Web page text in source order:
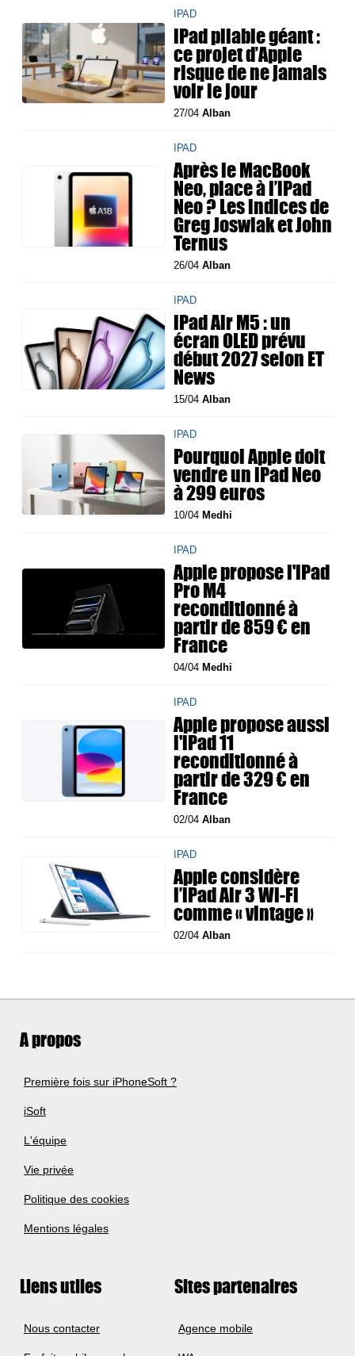
IPAD
iPad pliable géant :
ce projet d’Apple
risque de ne jamais
voir le jour
27/04Alban
IPAD
Après le MacBook
Neo, place à l’iPad
Neo ? Les indices de
Greg Joswiak et John
Ternus
26/04Alban
IPAD
iPad Air M5 : un
écran OLED prévu
début 2027 selon ET
News
15/04Alban
IPAD
Pourquoi Apple doit
vendre un iPad Neo
à 299 euros
10/04Medhi
IPAD
Apple propose l'iPad
Pro M4
reconditionné à
partir de 859 € en
France
04/04Medhi
IPAD
Apple propose aussi
l'iPad 11
reconditionné à
partir de 329 € en
France
02/04Alban
IPAD
Apple considère
l’iPad Air 3 Wi-Fi
comme « vintage »
02/04Alban
A propos
Première fois sur iPhoneSoft ?
iSoft
L'équipe
Vie privée
Politique des cookies
Mentions légales
Liens utiles
Nous contacter
Sites partenaires
Agence mobile